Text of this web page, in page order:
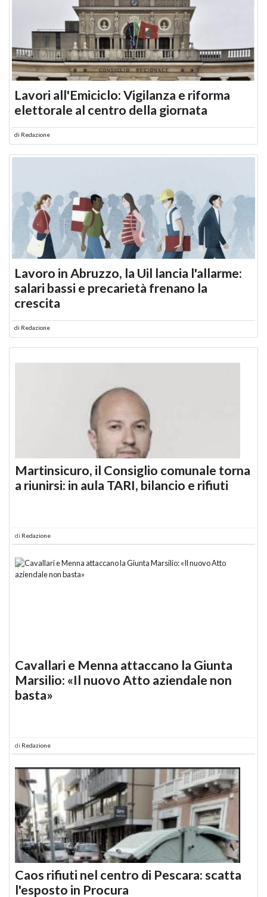
Lavori all'Emiciclo: Vigilanza e riforma
elettorale al centro della giornata
di Redazione
Lavoro in Abruzzo, la Uil lancia l'allarme:
salari bassi e precarietà frenano la
crescita
di Redazione
Martinsicuro, il Consiglio comunale torna
a riunirsi: in aula TARI, bilancio e rifiuti
di Redazione
Cavallari e Menna attaccano la Giunta
Marsilio: «Il nuovo Atto aziendale non
basta»
di Redazione
Caos rifiuti nel centro di Pescara: scatta
l'esposto in Procura